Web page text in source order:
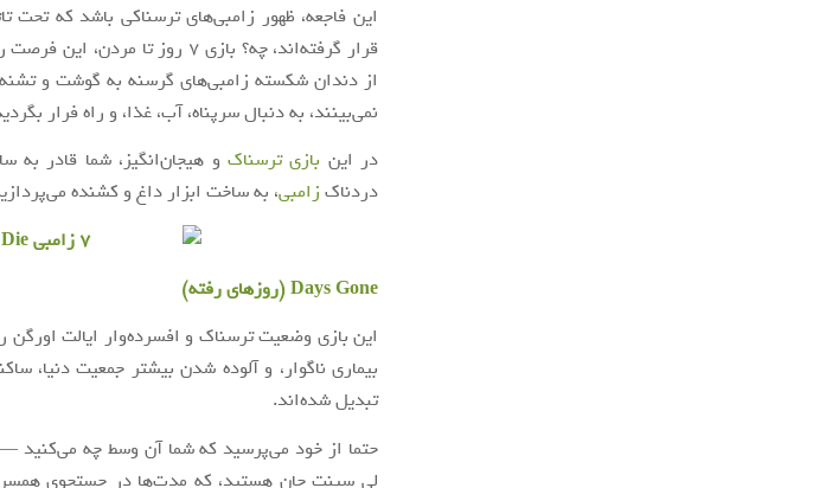
این فاجعه، ظهور زامبی‌های ترسناکی باشد که تحت
قرار گرفته‌اند، چه؟ بازی ۷ روز
از دندان شکسته زامبی‌های گرسنه به گوشت و
نمی‌بینند، به دنبال سرپناه، آب، غذا، و راه فرار
در این بازی ترسناک و هیجان‌انگیز، شما قادر به
دردناک زامبی، به ساخت ابزار داغ و کشنده
Days Gone (روزهای رفته)
این بازی وضعیت ترسناک و افسرده‌وار ایالت
بیماری ناگوار، و آلوده شدن بیشتر جمعیت دنیا،
تبدیل شده‌اند.
حتما از خود می‌پرسید که شما آن وسط چه می‌کنید —
لی سینت جان هستید، که مدت‌ها در جستجوی